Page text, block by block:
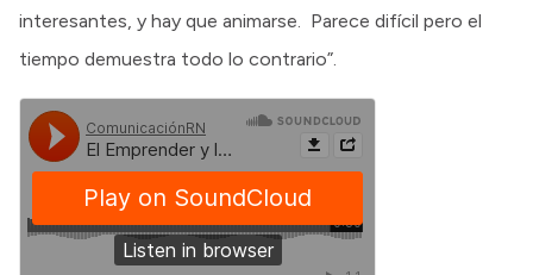
interesantes, y hay que animarse. Parece difícil pero el
tiempo demuestra todo lo contrario”.